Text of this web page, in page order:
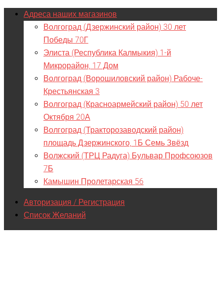
Адреса наших магазинов
Волгоград (Дзержинский район) 30 лет
Победы 70Г
Элиста (Республика Калмыкия) 1-й
Микрорайон, 17 Дом
Волгоград (Ворошиловский район) Рабоче-
Крестьянская 3
Волгоград (Красноармейский район) 50 лет
Октября 20А
Волгоград (Тракторозаводский район)
площадь Дзержинского, 1Б Семь Звёзд
Волжский (ТРЦ Радуга) Бульвар Профсоюзов
7Б
Камышин Пролетарская 56
Авторизация / Регистрация
Список Желаний